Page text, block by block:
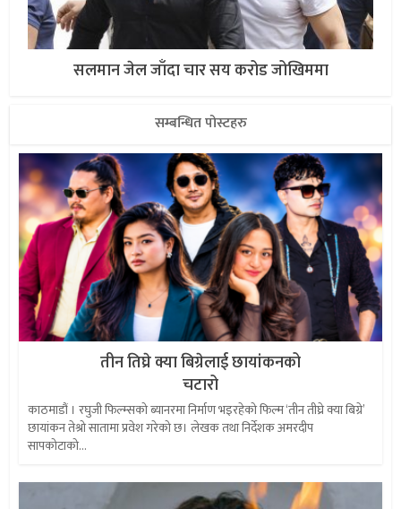
सलमान जेल जाँदा चार सय करोड जोखिममा
सम्बन्धित पोस्टहरु
तीन तिघ्रे क्या बिग्रेलाई छायांकनको
चटारो
काठमाडौं । रघुजी फिल्म्सको ब्यानरमा निर्माण भइरहेको फिल्म ‘तीन तीघ्रे क्या बिग्रे’
छायांकन तेश्रो सातामा प्रवेश गरेको छ। लेखक तथा निर्देशक अमरदीप
सापकोटाको...